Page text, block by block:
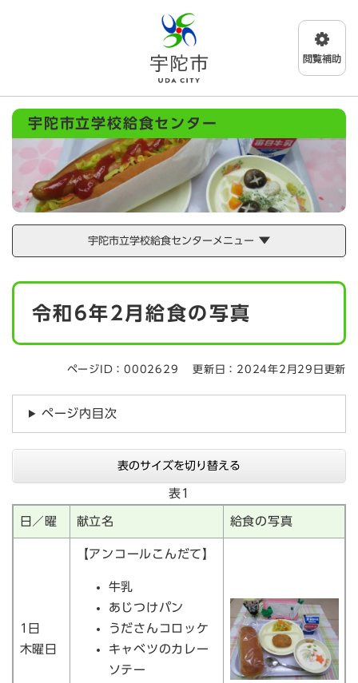
メニューを飛ばして本文へ
宇陀市立学校給食センター
宇陀市立学校給食センターメニュー
本
令和6年2月給食の写真
ページID：0002629 更新日：2024年2月29日更新
ページ内目次
表のサイズを切り替える
表1
日／曜 献立名 給食の写真
1日
木曜日
【アンコールこんだて】
牛乳
あじつけパン
うださんコロッケ
キャベツのカレー
ソテー